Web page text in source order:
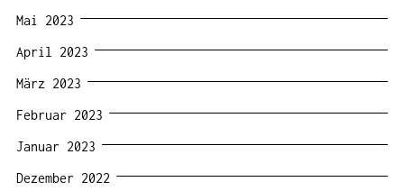
Mai 2023
April 2023
März 2023
Februar 2023
Januar 2023
Dezember 2022